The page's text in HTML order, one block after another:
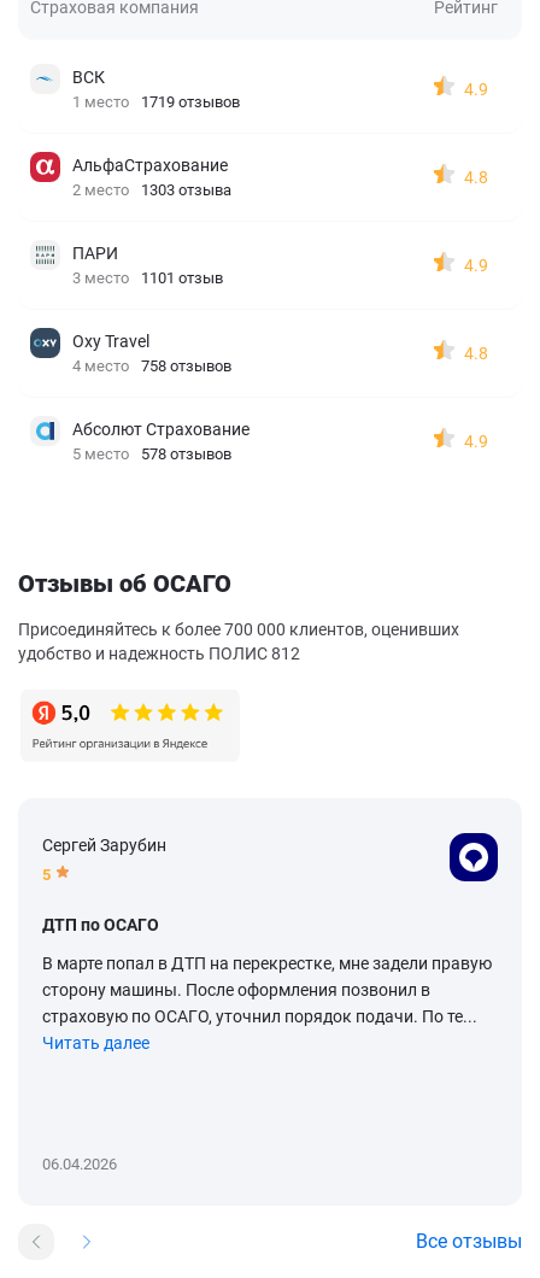
Страховая компания Рейтинг
ВСК
1 место 1719 отзывов
4.9
АльфаСтрахование
2 место 1303 отзыва
4.8
ПАРИ
3 место 1101 отзыв
4.9
Oxy Travel
4 место 758 отзывов
4.8
Абсолют Страхование
5 место 578 отзывов
4.9
Отзывы об ОСАГО
Присоединяйтесь к более 700 000 клиентов, оценивших
удобство и надежность ПОЛИС 812
Сергей Зарубин
5
ДТП по ОСАГО
В марте попал в ДТП на перекрестке, мне задели правую
сторону машины. После оформления позвонил в
страховую по ОСАГО, уточнил порядок подачи. По те...
Читать далее
06.04.2026
Все отзывы